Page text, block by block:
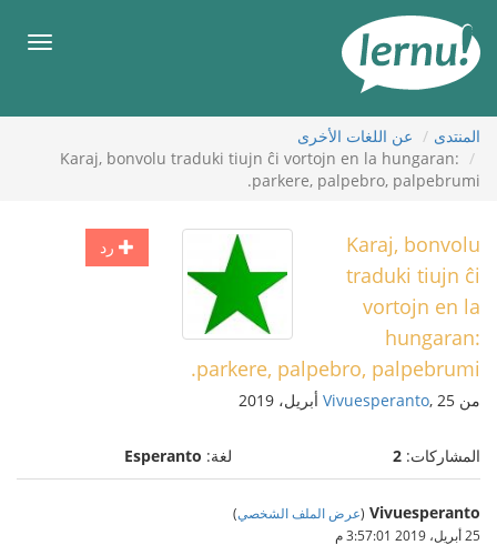
المحتويات
قائمة
المنتدى
عن اللغات الأخرى
Karaj, bonvolu traduki tiujn ĉi vortojn en la hungaran:
parkere, palpebro, palpebrumi.
رد
Karaj, bonvolu
traduki tiujn ĉi
vortojn en la
hungaran:
parkere, palpebro, palpebrumi.
من Vivuesperanto, 25 أبريل، 2019
المشاركات: 2 لغة: Esperanto
Vivuesperanto
(عرض الملف الشخصي)
25 أبريل، 2019 3:57:01 م